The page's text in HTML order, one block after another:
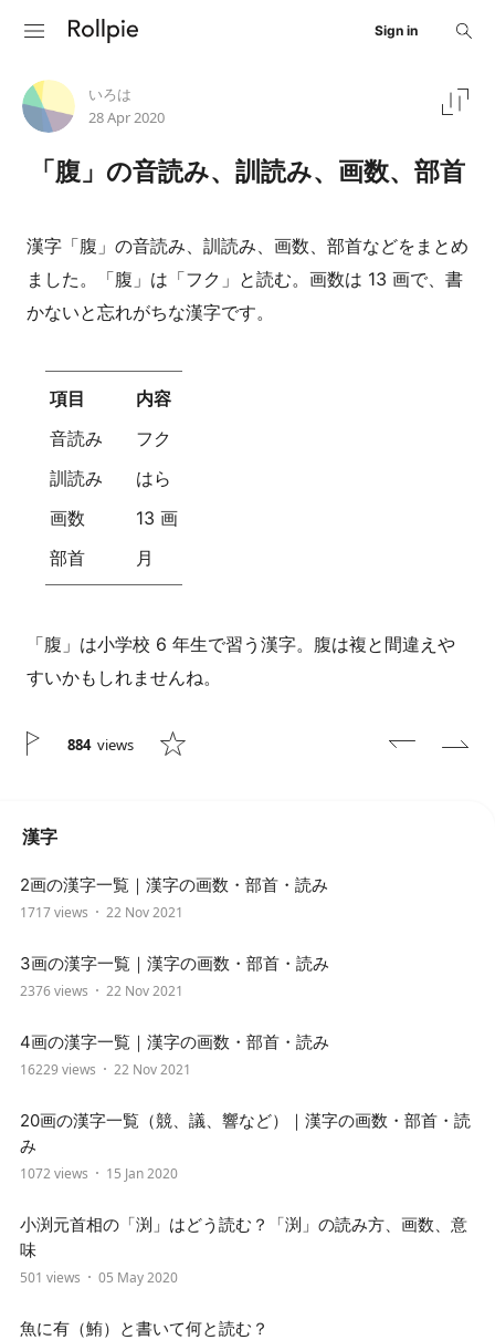
Sign in
いろは
28 Apr 2020
「腹」の音読み、訓読み、画数、部首
漢字「腹」の音読み、訓読み、画数、部首などをまとめ
ました。「腹」は「フク」と読む。画数は 13 画で、書
かないと忘れがちな漢字です。
項目
内容
音読み
フク
訓読み
はら
画数
13 画
部首
月
「腹」は小学校 6 年生で習う漢字。腹は複と間違えや
すいかもしれませんね。
884 views
漢字
2画の漢字一覧｜漢字の画数・部首・読み
1717 views 22 Nov 2021
3画の漢字一覧｜漢字の画数・部首・読み
2376 views 22 Nov 2021
4画の漢字一覧｜漢字の画数・部首・読み
16229 views 22 Nov 2021
20画の漢字一覧（競、議、響など）｜漢字の画数・部首・読
み
1072 views 15 Jan 2020
小渕元首相の「渕」はどう読む？「渕」の読み方、画数、意
味
501 views 05 May 2020
魚に有（鮪）と書いて何と読む？